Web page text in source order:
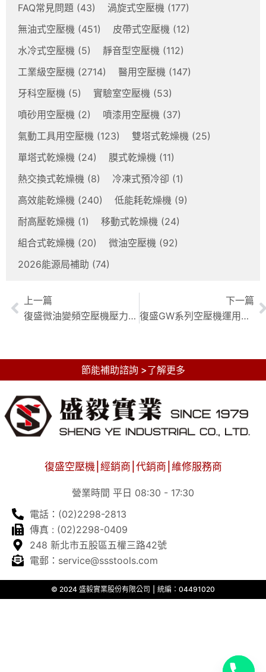
FAQ常見問題 (43) 渦旋式空壓機 (177)
無油式空壓機 (451) 皮帶式空壓機 (12)
水冷式空壓機 (5) 靜音型空壓機 (112)
工業級空壓機 (2714) 醫用空壓機 (147)
牙科空壓機 (5) 實驗室空壓機 (53)
噴砂用空壓機 (2) 噴漆用空壓機 (37)
氣動工具用空壓機 (123) 雙塔式乾燥機 (25)
單塔式乾燥機 (24) 膜式乾燥機 (11)
熱交換式乾燥機 (8) 冷凍式預冷卻 (1)
高效能乾燥機 (240) 低能耗乾燥機 (9)
耐高壓乾燥機 (1) 移動式乾燥機 (24)
組合式乾燥機 (20) 微油空壓機 (92)
2026能源局補助 (74)
上一篇
復盛微油變頻空壓機壓力傳輸效率解析：不同壓力下的優化策略
下一篇
復盛GW系列空壓機運用：各行業高效能無油壓縮空氣解決方案
節能補助諮詢 >了解更多
復盛空壓機⎮經銷商⎮代銷商⎮維修服務商
營業時間 平日 08:30 - 17:30
電話：(02)2298-2813
傳真 : (02)2298-0409
248 新北市五股區五權三路42號
電郵：service@ssstools.com
© 2024 盛毅實業股份有限公司 ⎮ 統編：04491020